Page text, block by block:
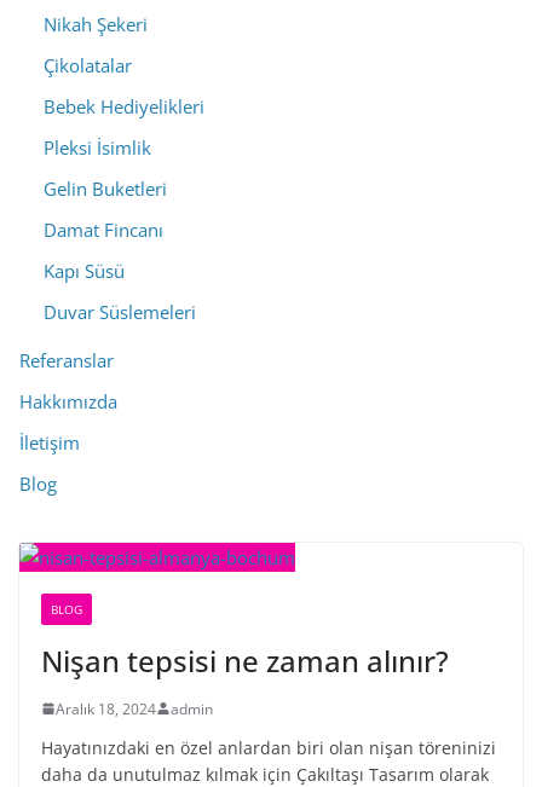
Nikah Şekeri
Çikolatalar
Bebek Hediyelikleri
Pleksi İsimlik
Gelin Buketleri
Damat Fincanı
Kapı Süsü
Duvar Süslemeleri
Referanslar
Hakkımızda
İletişim
Blog
BLOG
Nişan tepsisi ne zaman alınır?
Aralık 18, 2024 admin
Hayatınızdaki en özel anlardan biri olan nişan töreninizi
daha da unutulmaz kılmak için Çakıltaşı Tasarım olarak